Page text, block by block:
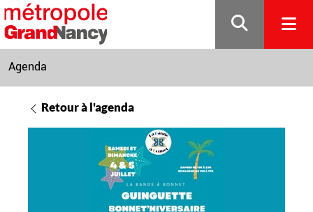
Gestion de vos préférences sur les cookies
Agenda
Retour à l'agenda